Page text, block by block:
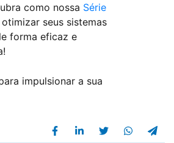
como nossa Série
seus sistemas
forma eficaz e
impulsionar a sua